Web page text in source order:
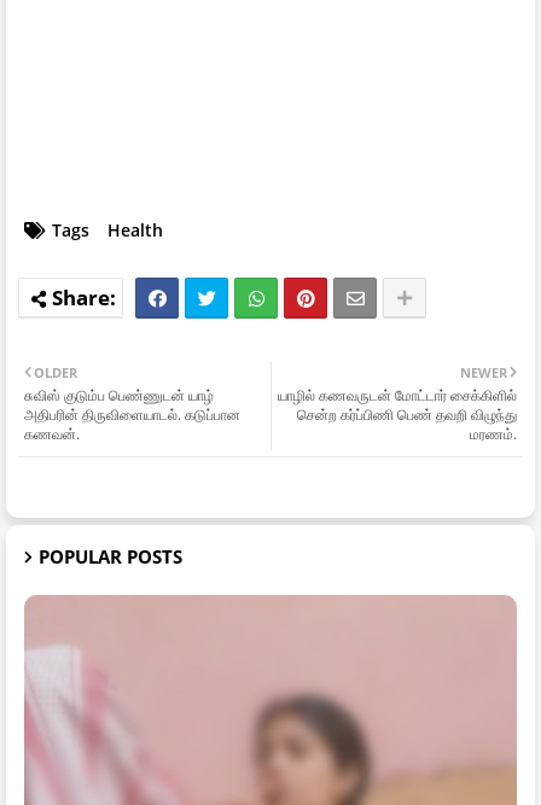
Tags Health
NEWER
யாழில் கணவருடன் மோட்டார் சைக்கிளில்
சென்ற கர்ப்பிணி பெண் தவறி விழுந்து
மரணம்.
OLDER
சுவிஸ் குடும்ப பெண்ணுடன் யாழ்
அதிபரின் திருவிளையாடல். கடுப்பான
கணவன்.
POPULAR POSTS